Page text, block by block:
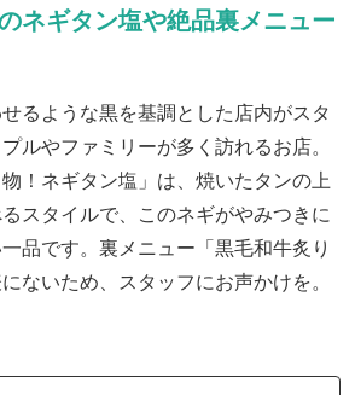
ネギタン塩や絶品裏メニュー
るような黒を基調とした店内がスタ
ルやファミリーが多く訪れるお店。
！ネギタン塩」は、焼いたタンの上
スタイルで、このネギがやみつきに
品です。裏メニュー「黒毛和牛炙り
ないため、スタッフにお声かけを。